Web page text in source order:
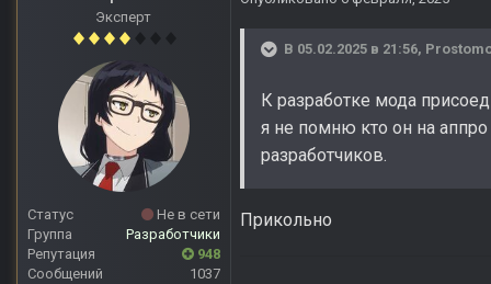
Эксперт
Статус
Не в сети
Группа
Разработчики
Репутация
948
Сообщений
1037
В 05.02.2025 в 21:56,
К разработке мода
я не помню кто он на аппро
разработчиков.
Прикольно